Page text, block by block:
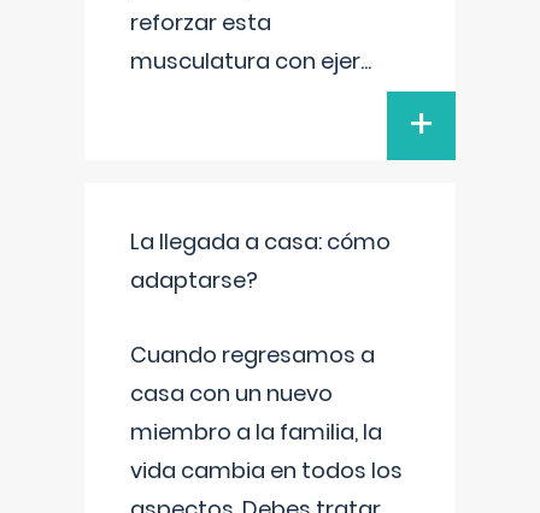
reforzar esta
musculatura con ejer...
+
La llegada a casa: cómo
adaptarse?
Cuando regresamos a
casa con un nuevo
miembro a la familia, la
vida cambia en todos los